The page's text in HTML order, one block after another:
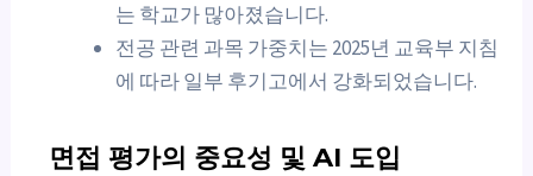
는 학교가 많아졌습니다.
전공 관련 과목 가중치는 2025년 교육부 지침
에 따라 일부 후기고에서 강화되었습니다.
면접 평가의 중요성 및 AI 도입